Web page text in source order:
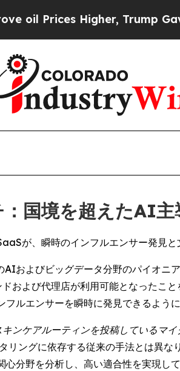
Higher, Trump Gave
国境を超えたAI
が、瞬時のインフルエンサー発見
およびビッグデータ分野のパイオニ
および代理店が利用可能となったこ
ルエンサーを瞬時に発見できるよう
ンケアルーティンを投稿しているマイ
リングに依存する従来の手法とは異
分野を分析し、高い適合性を実現し